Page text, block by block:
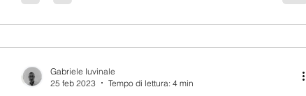
Gabriele Iuvinale
25 feb 2023
Tempo di lettura: 4 min